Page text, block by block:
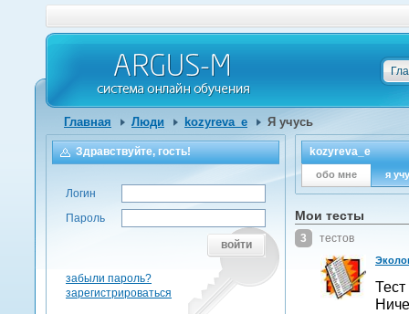
Главная Люди kozyreva_e Я учусь
kozyreva_e
обо мне я
Мои тесты
3 тестов
Здравствуйте, гость!
Логин
Пароль
войти
забыли пароль?
зарегистрироваться